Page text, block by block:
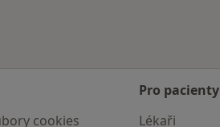
cookies
Pro pacienty
Lékaři